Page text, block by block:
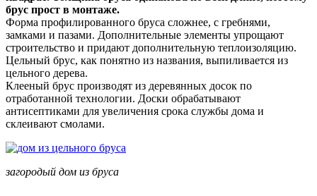
брус прост в монтаже.
Форма профилированного бруса сложнее, с гребнями,
замками и пазами. Дополнительные элементы упрощают
строительство и придают дополнительную теплоизоляцию.
Цельный брус, как понятно из названия, выпиливается из
цельного дерева.
Клееный брус производят из деревянных досок по
отработанной технологии. Доски обрабатывают
антисептиками для увеличения срока службы дома и
склеивают смолами.
загородый дом из бруса